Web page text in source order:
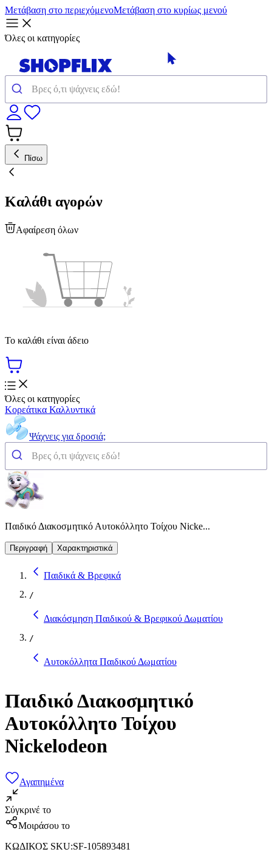
Μετάβαση στο περιεχόμενοΜετάβαση στο κυρίως μενού
Όλες οι κατηγορίες
Πίσω
Καλάθι αγορών
Αφαίρεση όλων
Το καλάθι είναι άδειο
Όλες οι κατηγορίες
Κορεάτικα Καλλυντικά
Ψάχνεις για δροσιά;
Παιδικό Διακοσμητικό Αυτοκόλλητο Τοίχου Nicke...
Περιγραφή Χαρακτηριστικά
Παιδικά & Βρεφικά
/
Διακόσμηση Παιδικού & Βρεφικού Δωματίου
/
Αυτοκόλλητα Παιδικού Δωματίου
Παιδικό Διακοσμητικό
Αυτοκόλλητο Τοίχου
Nickelodeon
Αγαπημένα
Σύγκρινέ το
Μοιράσου το
ΚΩΔΙΚΟΣ SKU:SF-105893481